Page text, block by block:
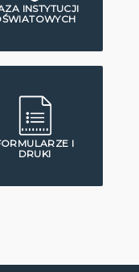
INSTYTUCJI
I
DRUKI